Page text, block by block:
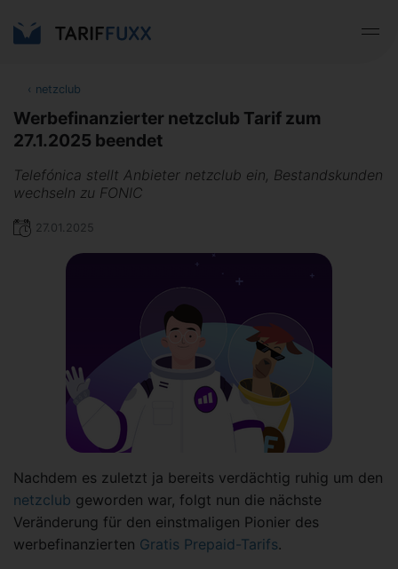
‹ netzclub
Werbefinanzierter netzclub Tarif zum
27.1.2025 beendet
Telefónica stellt Anbieter netzclub ein, Bestandskunden
wechseln zu FONIC
27.01.2025
Nachdem es zuletzt ja bereits verdächtig ruhig um den
netzclub geworden war, folgt nun die nächste
Veränderung für den einstmaligen Pionier des
werbefinanzierten Gratis Prepaid-Tarifs.